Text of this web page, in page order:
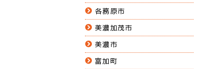
各務原市
美濃加茂市
美濃市
富加町